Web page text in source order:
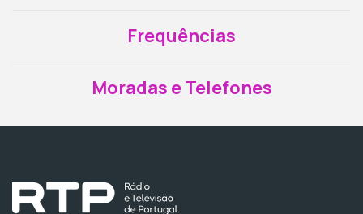
Frequências
Moradas e Telefones